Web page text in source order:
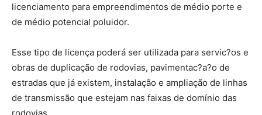
licenciamento para empreendimentos de médio porte e
de médio potencial poluidor.
Esse tipo de licença poderá ser utilizada para servic?os e
obras de duplicação de rodovias, pavimentac?a?o de
estradas que já existem, instalação e ampliação de linhas
de transmissão que estejam nas faixas de domínio das